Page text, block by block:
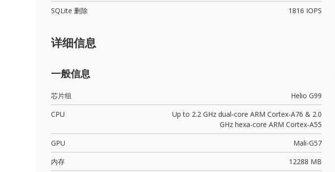
SQLite 删除
1816 IOPS
详细信息
一般信息
芯片组
Helio G99
CPU
Up to 2.2 GHz dual-core ARM Cortex-A76 & 2.0
GHz hexa-core ARM Cortex-A55
GPU
Mali-G57
内存
12288 MB